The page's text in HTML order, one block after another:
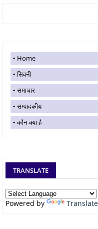
Home
सिवनी
समाचार
सम्पादकीय
कौन-क्या है
TRANSLATE
Powered by Translate